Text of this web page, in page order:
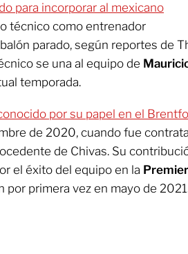
para incorporar al mexicano
técnico como entrenador
parado, según reportes de
se una al equipo de
temporada.
por su papel en el
de 2020, cuando fue
de Chivas. Su
el éxito del equipo en la Premier
por primera vez en mayo de